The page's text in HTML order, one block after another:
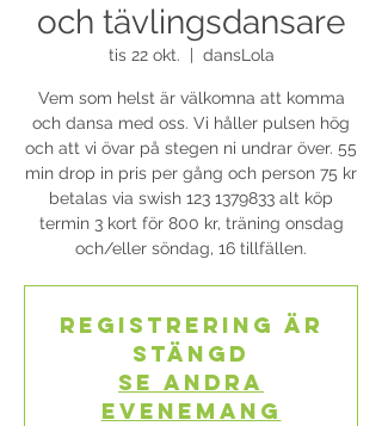
och tävlingsdansare
tis 22 okt. dansLola
Vem som helst är välkomna att komma
och dansa med oss. Vi håller pulsen hög
och att vi övar på stegen ni undrar över. 55
min drop in pris per gång och person 75 kr
betalas via swish 123 1379833 alt köp
termin 3 kort för 800 kr, träning onsdag
och/eller söndag, 16 tillfällen.
Registrering är
stängd
Se andra
evenemang